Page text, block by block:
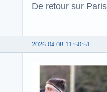
De retour sur Paris
2026-04-08 11:50:51